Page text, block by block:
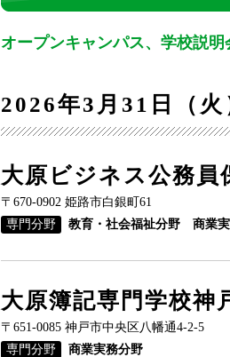
オープンキャンパス、学校説明
2026年3月31日（火
大原ビジネス公務員
〒670-0902 姫路市白銀町61
専門分野
教育・社会福祉分野 商業
大原簿記専門学校神
〒651-0085 神戸市中央区八幡通4-2-5
専門分野
商業実務分野